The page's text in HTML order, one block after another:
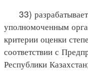
33) разрабатывает
уполномоченным
критерии оценки
соответствии с
Республики